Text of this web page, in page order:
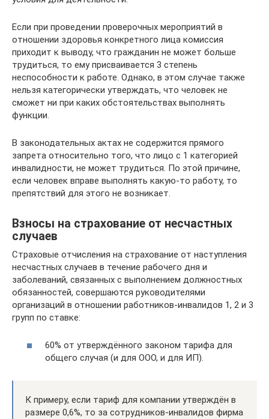
Если при проведении проверочных мероприятий в
отношении здоровья конкретного лица комиссия
приходит к выводу, что гражданин не может больше
трудиться, то ему присваивается 3 степень
неспособности к работе. Однако, в этом случае также
нельзя категорически утверждать, что человек не
сможет ни при каких обстоятельствах выполнять
функции.
В законодательных актах не содержится прямого
запрета относительно того, что лицо с 1 категорией
инвалидности, не может трудиться. По этой причине,
если человек вправе выполнять какую-то работу, то
препятствий для этого не возникает.
Взносы на страхование от несчастных
случаев
Страховые отчисления на страхование от наступления
несчастных случаев в течение рабочего дня и
заболеваний, связанных с выполнением должностных
обязанностей, совершаются руководителями
организаций в отношении работников-инвалидов 1, 2 и 3
групп по ставке:
60% от утверждённого законом тарифа для
общего случая (и для ООО, и для ИП).
К примеру, если тариф для компании утверждён в
размере 0,6%, то за сотрудников-инвалидов фирма